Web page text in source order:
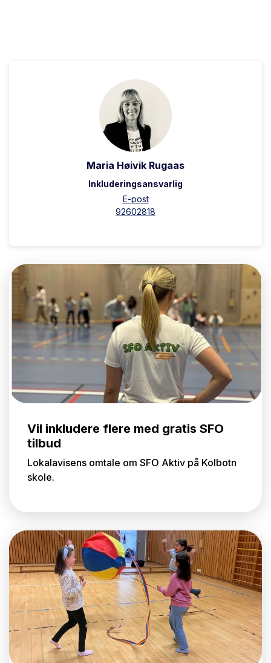
Maria Høivik Rugaas
Inkluderingsansvarlig
E-post
92602818
Vil inkludere flere med gratis SFO
tilbud
Lokalavisens omtale om SFO Aktiv på Kolbotn
skole.